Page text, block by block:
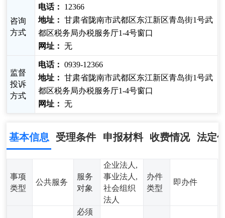
咨询
方式
电话：
12366
地址： 甘肃省陇南市武都区东江新区青岛街1号武
都区税务局办税服务厅1-4号窗口
网址： 无
监督
投诉
方式
电话： 0939-12366
地址： 甘肃省陇南市武都区东江新区青岛街1号武
都区税务局办税服务厅1-4号窗口
网址： 无
基本信息 受理条件 申报材料 收费情况 法定
事项
类型
公共服务
服务
对象
企业法人,
事业法人,
社会组织
法人
办件
类型
即办件
必须